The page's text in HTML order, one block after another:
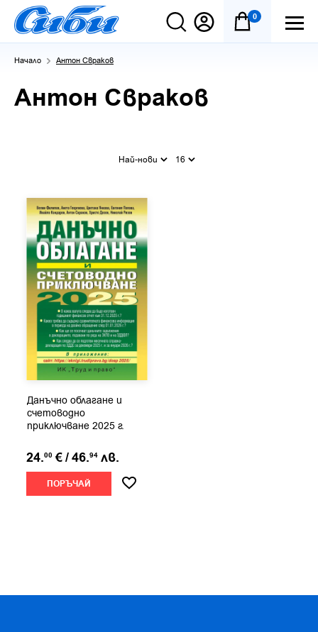
0
Начало Антон Свраков
Антон Свраков
Най-нови 16
Данъчно облагане и
счетоводно
приключване 2025 г.
24.00 €/46.94 лв.
ПОРЪЧАЙ